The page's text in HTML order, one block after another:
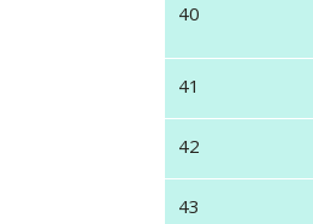
40
41
42
43